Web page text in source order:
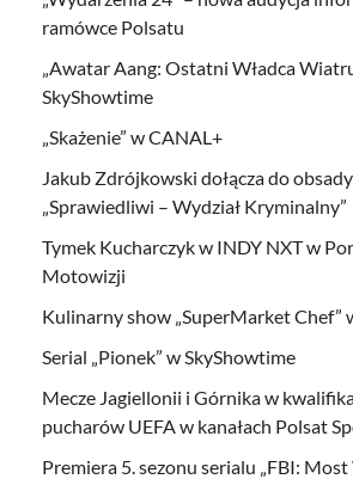
ramówce Polsatu
„Awatar Aang: Ostatni Władca
SkyShowtime
„Skażenie” w CANAL+
Jakub Zdrójkowski dołącza do
„Sprawiedliwi – Wydział Kryminalny”
Tymek Kucharczyk w INDY NXT w
Motowizji
Kulinarny show „SuperMarket Chef”
Serial „Pionek” w SkyShowtime
Mecze Jagiellonii i Górnika w
pucharów UEFA w kanałach Polsat
Premiera 5. sezonu serialu „FBI: